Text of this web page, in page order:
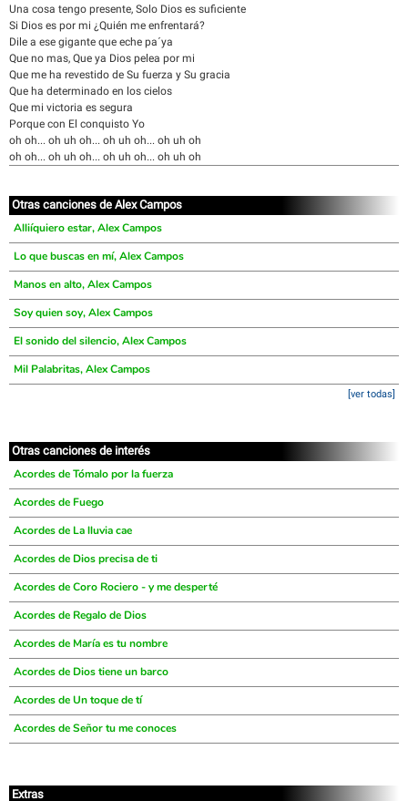
Una cosa tengo presente, Solo Dios es suficiente
Si Dios es por mi ¿Quién me enfrentará?
Dile a ese gigante que eche pa´ya
Que no mas, Que ya Dios pelea por mi
Que me ha revestido de Su fuerza y Su gracia
Que ha determinado en los cielos
Que mi victoria es segura
Porque con El conquisto Yo
oh oh... oh uh oh... oh uh oh... oh uh oh
oh oh... oh uh oh... oh uh oh... oh uh oh
Otras canciones de Alex Campos
Alliíquiero estar, Alex Campos
Lo que buscas en mí, Alex Campos
Manos en alto, Alex Campos
Soy quien soy, Alex Campos
El sonido del silencio, Alex Campos
Mil Palabritas, Alex Campos
[ver todas]
Otras canciones de interés
Acordes de Tómalo por la fuerza
Acordes de Fuego
Acordes de La lluvia cae
Acordes de Dios precisa de ti
Acordes de Coro Rociero - y me desperté
Acordes de Regalo de Dios
Acordes de María es tu nombre
Acordes de Dios tiene un barco
Acordes de Un toque de tí
Acordes de Señor tu me conoces
Extras